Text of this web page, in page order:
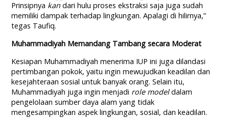
Prinsipnya kan dari hulu proses ekstraksi saja juga sudah
memiliki dampak terhadap lingkungan. Apalagi di hilirnya,”
tegas Taufiq.
Muhammadiyah Memandang Tambang secara Moderat
Kesiapan Muhammadiyah menerima IUP ini juga dilandasi
pertimbangan pokok, yaitu ingin mewujudkan keadilan dan
kesejahteraan sosial untuk banyak orang. Selain itu,
Muhammadiyah juga ingin menjadi role modeldalam
pengelolaan sumber daya alam yang tidak
mengesampingkan aspek lingkungan, sosial, dan keadilan.